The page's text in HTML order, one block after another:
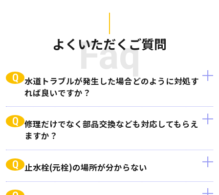
Faq
よくいただくご質問
Q 水道トラブルが発生した場合どのように対処す
れば良いですか？
Q 修理だけでなく部品交換なども対応してもらえ
ますか？
Q 止水栓(元栓)の場所が分からない